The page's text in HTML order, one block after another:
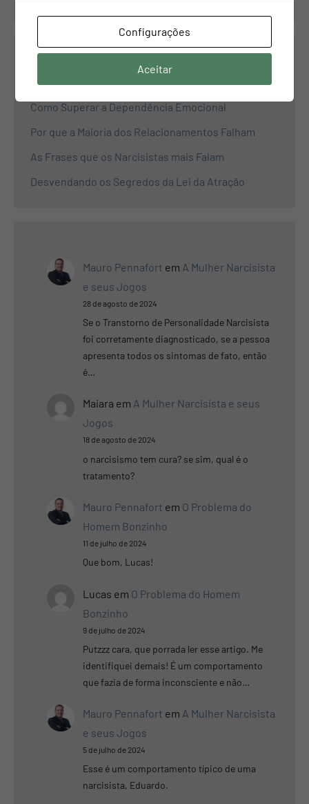
Propósito
Como Superar a Dependência Emocional
Por que a Maioria dos Relacionamentos Falham
As Frases que os Narcisistas mais Falam
Desvendando os Segredos da Lei da Atração
Mauro Pennafort em A Mulher Narcisista
e seus Jogos
28 de agosto de 2024
Se o Transtorno de Personalidade Narcisista
foi corretamente diagnosticado, se a pessoa
apresenta todos os sintomas de fato, então
é…
Maiara em A Mulher Narcisista e seus
Jogos
18 de agosto de 2024
o narcisismo tem cura? se sim, qual é o
tratamento?
Mauro Pennafort em O Problema do
Homem Bonzinho
11 de julho de 2024
Que bom, Lucas!
Lucas em O Problema do Homem
Bonzinho
9 de julho de 2024
Putzzz cara, que porrada ler esse artigo. Me
identifiquei demais! É um comportamento
que fazia de forma inconsciente e não…
Mauro Pennafort em A Mulher Narcisista
e seus Jogos
5 de julho de 2024
Esse é um comportamento típico de uma
narcisista, Eduardo.
Configurações
Aceitar